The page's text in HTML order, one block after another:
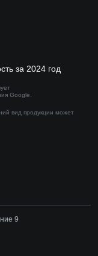
за 2024 год
Google.
вид продукции может
9